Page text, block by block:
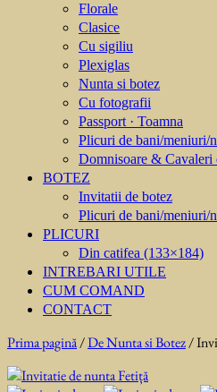
Florale
Clasice
Cu sigiliu
Plexiglas
Nunta si botez
Cu fotografii
Passport · Toamna
Plicuri de bani/meniuri/
Domnisoare & Cavaleri
BOTEZ
Invitatii de botez
Plicuri de bani/meniuri/
PLICURI
Din catifea (133×184)
INTREBARI UTILE
CUM COMAND
CONTACT
Prima pagină/De Nunta si Botez/